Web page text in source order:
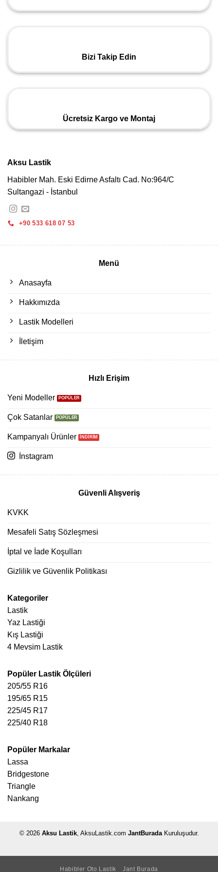
Bizi Takip Edin
Ücretsiz Kargo ve Montaj
Aksu Lastik
Habibler Mah. Eski Edirne Asfaltı Cad. No:964/C
Sultangazi - İstanbul
+90 533 618 07 53
Menü
Anasayfa
Hakkımızda
Lastik Modelleri
İletişim
Hızlı Erişim
Yeni Modeller
Çok Satanlar
Kampanyalı Ürünler
İnstagram
Güvenli Alışveriş
KVKK
Mesafeli Satış Sözleşmesi
İptal ve İade Koşulları
Gizlilik ve Güvenlik Politikası
Kategoriler
Lastik
Yaz Lastiği
Kış Lastiği
4 Mevsim Lastik
Popüler Lastik Ölçüleri
205/55 R16
195/65 R15
225/45 R17
225/40 R18
Popüler Markalar
Lassa
Bridgestone
Triangle
Nankang
© 2026 Aksu Lastik, AksuLastik.com JantBuradaKuruluşudur.
Habibler Oto Lastik Jant Burada